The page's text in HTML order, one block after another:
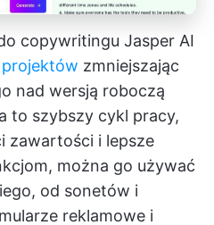
copywritingu Jasper AI
zmniejszając
nad wersją roboczą
to szybszy cykl pracy,
zawartości i lepsze
można go używać
od sonetów i
reklamowe i